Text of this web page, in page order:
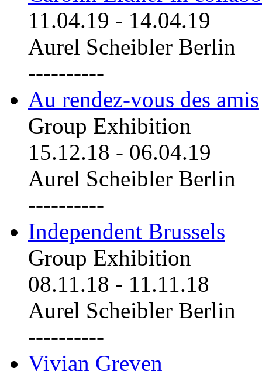
11.04.19 - 14.04.19
Aurel Scheibler Berlin
----------
Au rendez-vous des amis
Group Exhibition
15.12.18 - 06.04.19
Aurel Scheibler Berlin
----------
Independent Brussels
Group Exhibition
08.11.18 - 11.11.18
Aurel Scheibler Berlin
----------
Vivian Greven